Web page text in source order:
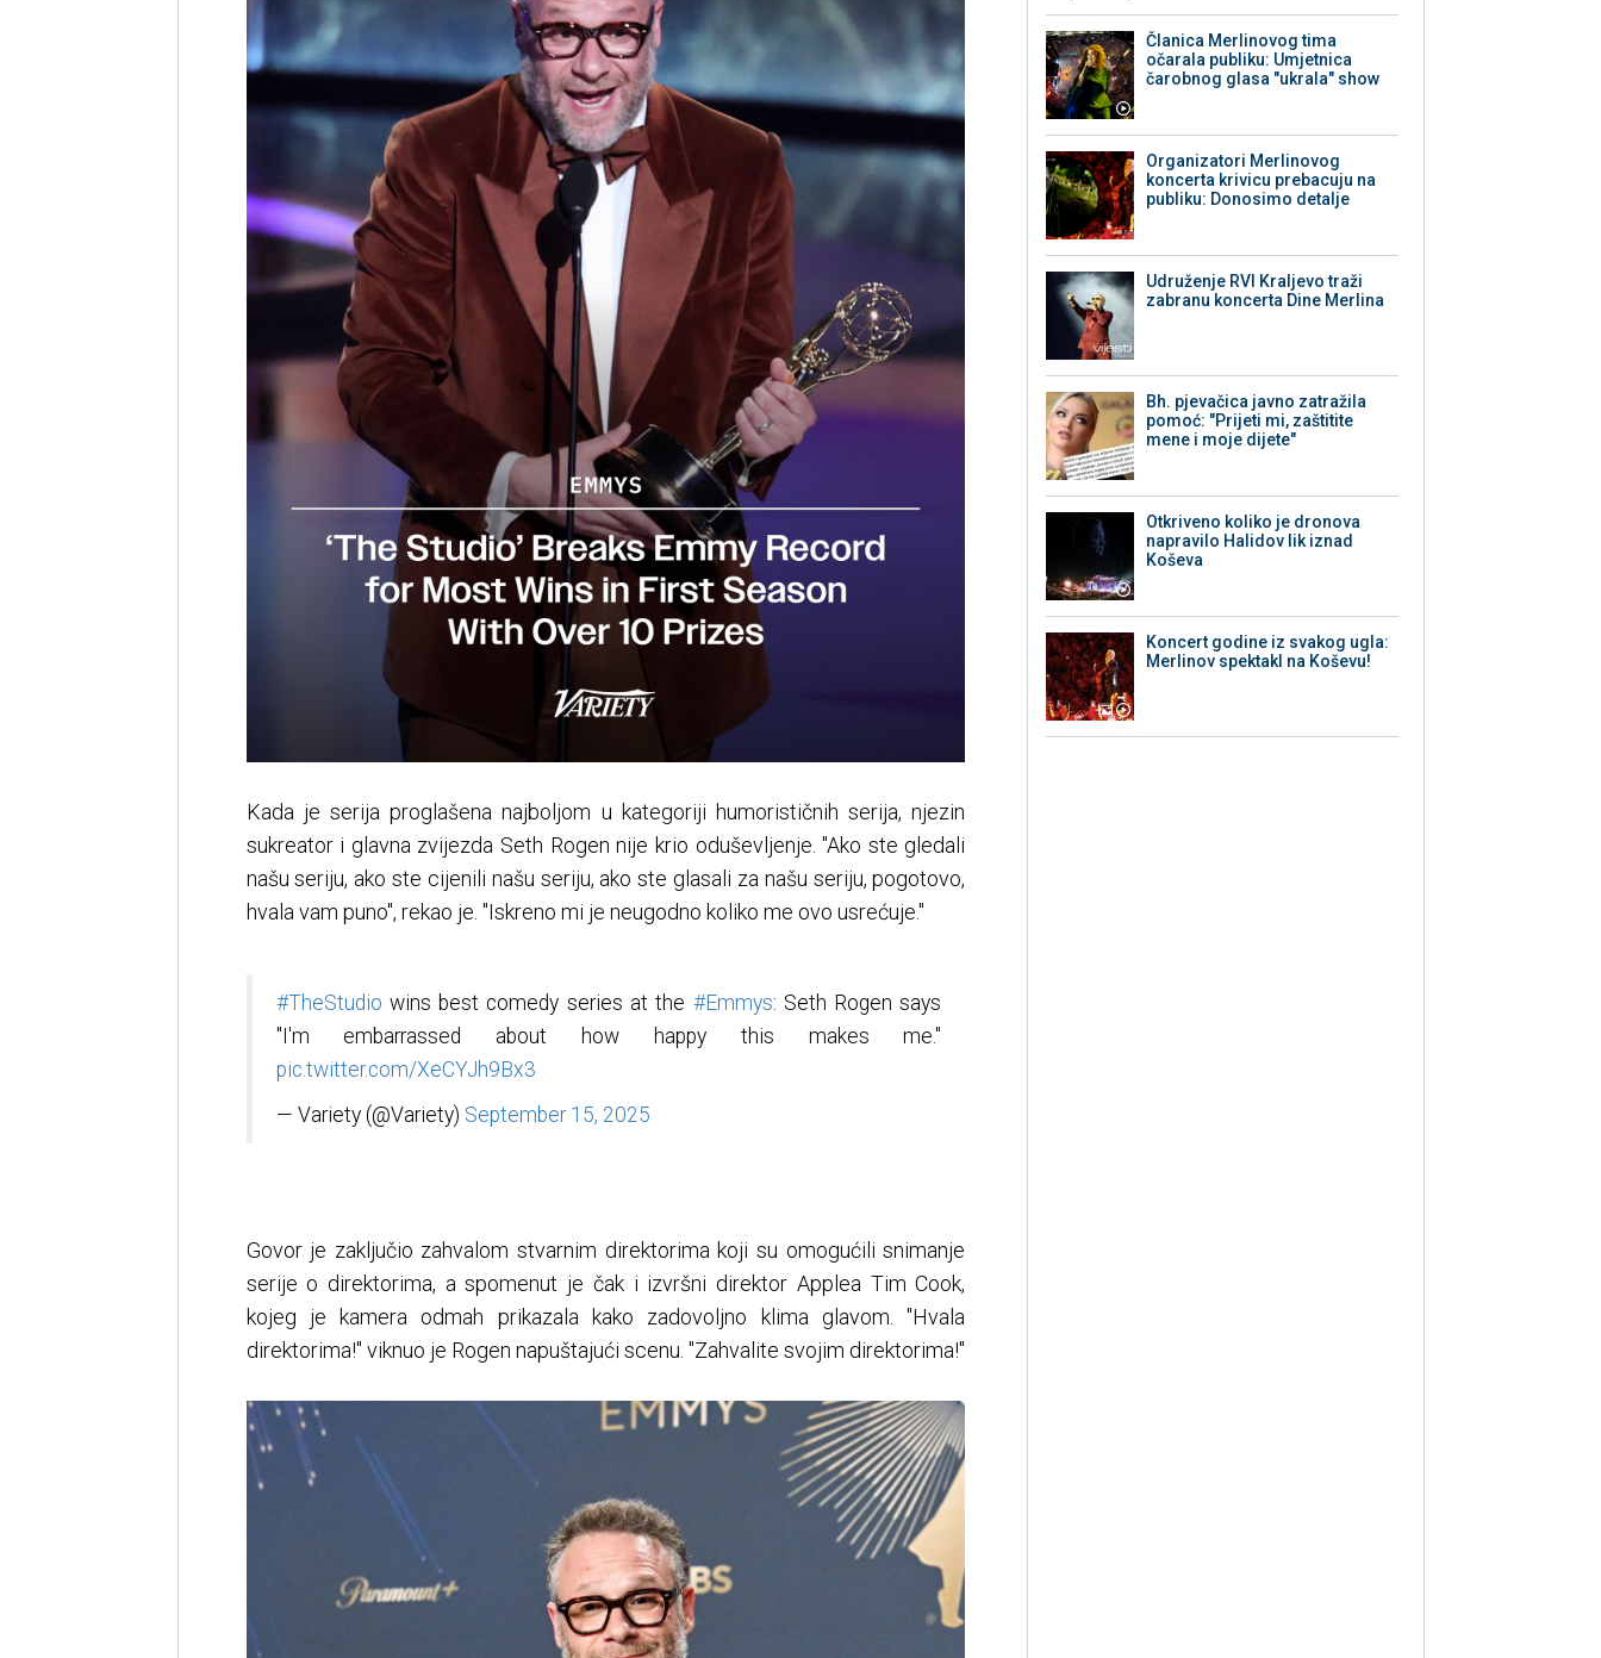
Kada je serija proglašena najboljom u kategoriji humorističnih serija, njezin
sukreator i glavna zvijezda Seth Rogen nije krio oduševljenje. "Ako ste gledali
našu seriju, ako ste cijenili našu seriju, ako ste glasali za našu seriju, pogotovo,
hvala vam puno", rekao je. "Iskreno mi je neugodno koliko me ovo usrećuje."
#TheStudio wins best comedy series at the #Emmys: Seth Rogen says
"I'm embarrassed about how happy this makes me."
pic.twitter.com/XeCYJh9Bx3
— Variety (@Variety) September 15, 2025
Govor je zaključio zahvalom stvarnim direktorima koji su omogućili snimanje
serije o direktorima, a spomenut je čak i izvršni direktor Applea Tim Cook,
kojeg je kamera odmah prikazala kako zadovoljno klima glavom. "Hvala
direktorima!" viknuo je Rogen napuštajući scenu. "Zahvalite svojim direktorima!"
Članica Merlinovog tima
očarala publiku: Umjetnica
čarobnog glasa "ukrala" show
Organizatori Merlinovog
koncerta krivicu prebacuju na
publiku: Donosimo detalje
Udruženje RVI Kraljevo traži
zabranu koncerta Dine Merlina
Bh. pjevačica javno zatražila
pomoć: "Prijeti mi, zaštitite
mene i moje dijete"
Otkriveno koliko je dronova
napravilo Halidov lik iznad
Koševa
Koncert godine iz svakog ugla:
Merlinov spektakl na Koševu!